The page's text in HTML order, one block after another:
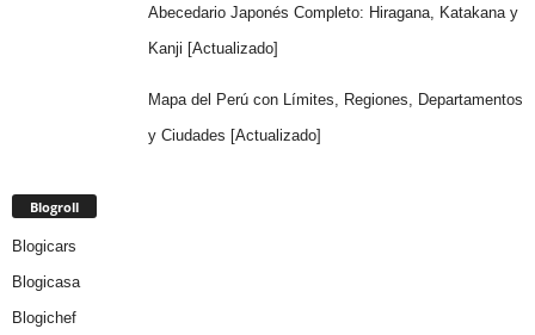
Abecedario Japonés Completo: Hiragana, Katakana y
Kanji [Actualizado]
Mapa del Perú con Límites, Regiones, Departamentos
y Ciudades [Actualizado]
Blogroll
Blogicars
Blogicasa
Blogichef